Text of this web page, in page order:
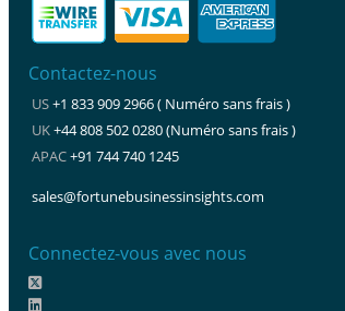
Contactez-nous
US+1 833 909 2966 ( Numéro sans frais )
UK+44 808 502 0280 (Numéro sans frais )
APAC+91 744 740 1245
sales@fortunebusinessinsights.com
Connectez-vous avec nous